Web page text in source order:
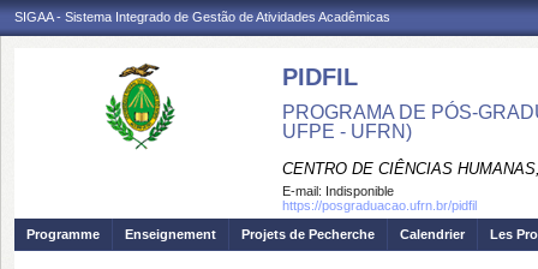
SIGAA - Sistema Integrado de Gestão de Atividades Acadêmicas
PIDFIL
PROGRAMA DE PÓS-
UFPE - UFRN)
CENTRO DE CIÊNCIAS
E-mail: Indisponible
https://posgraduacao.ufrn.br/pidfil
Programme
Enseignement Projets de Pecherche Calendrier Les